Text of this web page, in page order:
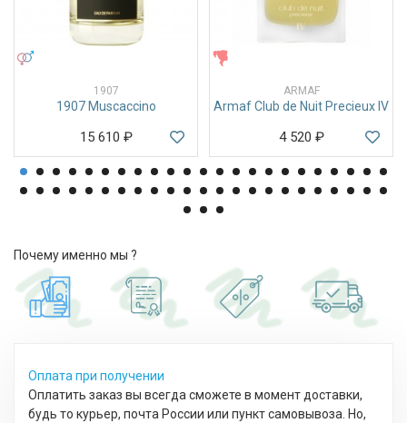
1907
1907 Muscaccino
15 610 ₽
ARMAF
Armaf Club de Nuit Precieux IV
4 520 ₽
Почему именно мы ?
Оплата при получении
Оплатить заказ вы всегда сможете в момент доставки,
будь то курьер, почта России или пункт самовывоза. Но,